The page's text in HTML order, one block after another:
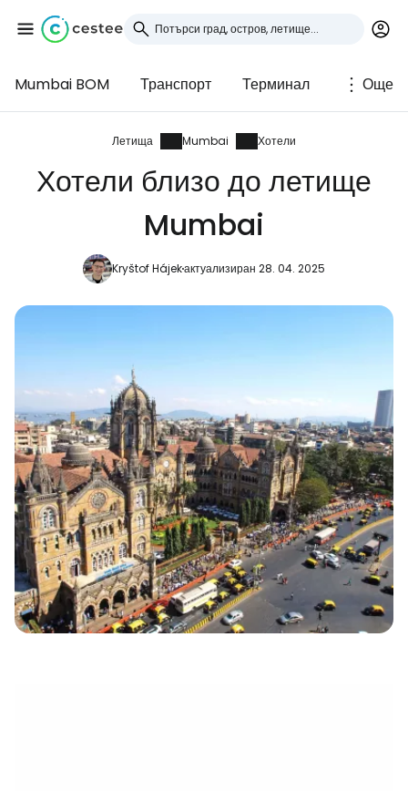
Mumbai BOM Транспорт Терминал Още
Летища Mumbai Хотели
Хотели близо до летище
Mumbai
Kryštof Hájekактуализиран 28. 04. 2025
Влезте в Cestee
... световната общност на туристите
Продължете с Google
Продължете с Facebook